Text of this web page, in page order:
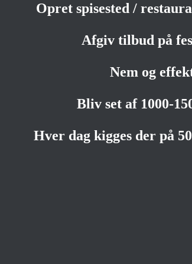
Opret spisested /
Afgiv tilbud på
Nem og
Bliv set af 1000-
Hver dag kigges der på